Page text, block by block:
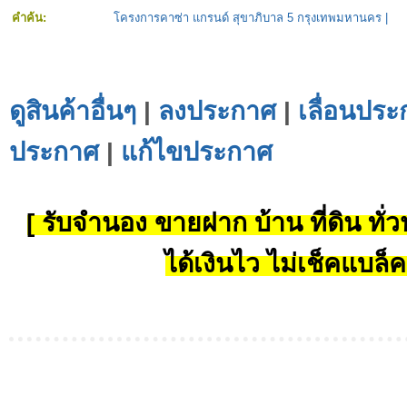
คำค้น: โครงการคาซ่า แกรนด์ สุขาภิบาล 5 กรุงเทพมหานคร
ดูสินค้าอื่นๆ | ลงประกาศ| เลื่อนปร
ประกาศ| แก้ไขประกาศ
[ รับจำนอง ขายฝาก บ้าน ที่ดิน ทั่ว
ได้เงินไว ไม่เช็คแบล็